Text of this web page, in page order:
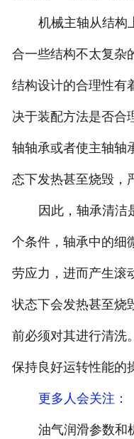
机械主轴从结构
合一些结构不太复杂
结构设计的合理性有
决于装配方法是否合
轴轴承或者使主轴轴
态下发热甚至烧毁，
因此，轴承清洁
个条件，轴承中的细
劳应力，进而产生滚
状态下会发热甚至烧
前必须对其进行清洗
保持良好运转性能的
更多人会关注 ：
油气润滑参数和